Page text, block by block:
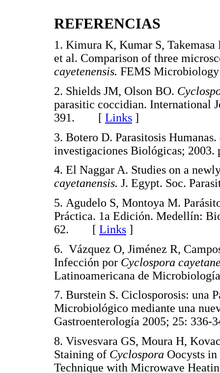
REFERENCIAS
1. Kimura K, Kumar S,
et al. Comparison of three
cayetenensis. FEMS
2. Shields JM, Olson BO.
parasitic coccidian. International
391. [ Links ]
3. Botero D. Parasitosis
investigaciones Biológicas;
4. El Naggar A. Studies on a
cayetanensis. J. Egypt. Soc.
5. Agudelo S, Montoya M.
Práctica. 1a Edición. Medellín:
62. [ Links ]
6. Vázquez O, Jiménez R,
Infección por Cyclospora
Latinoamericana de
7. Burstein S. Ciclosporosis: una
Microbiológico mediante una
Gastroenterología 2005; 25:
8. Visvesvara GS, Moura H,
Staining of Cyclospora Oocysts
Technique with Microwave